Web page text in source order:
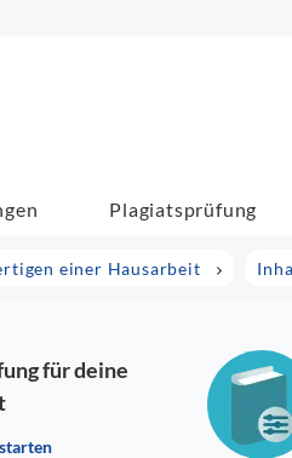
Plagiatsprüfung
einer Hausarbeit
für deine